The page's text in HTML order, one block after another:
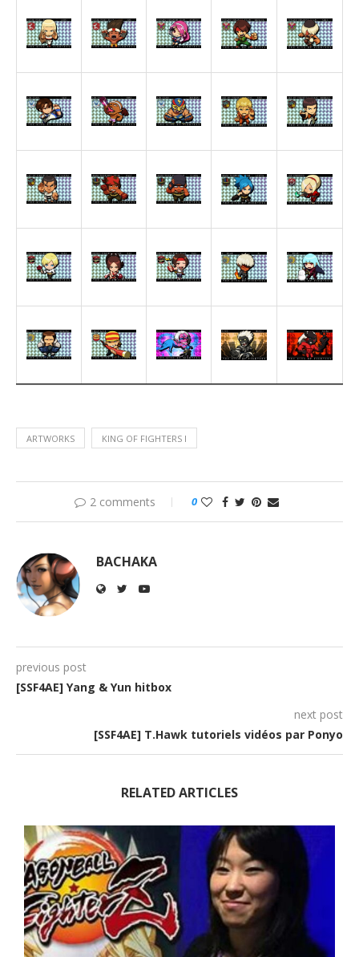
ARTWORKS KING OF FIGHTERS I
2 comments 0
BACHAKA
previous post
[SSF4AE] Yang & Yun hitbox
next post
[SSF4AE] T.Hawk tutoriels vidéos par Ponyo
RELATED ARTICLES